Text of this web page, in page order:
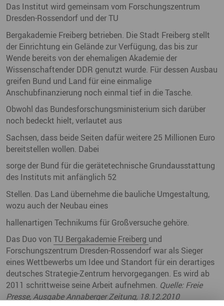
Das Institut wird gemeinsam vom Forschungszentrum
Dresden-Rossendorf und der TU
Bergakademie Freiberg betrieben. Die Stadt Freiberg stellt
der Einrichtung ein Gelände zur Verfügung, das bis zur
Wende bereits von der ehemaligen Akademie der
Wissenschaftender DDR genutzt wurde. Für dessen Ausbau
greifen Bund und Land für eine einmalige
Anschubfinanzierung noch einmal tief in die Tasche.
Obwohl das Bundesforschungsministerium sich darüber
noch bedeckt hielt, verlautet aus
Sachsen, dass beide Seiten dafür weitere 25 Millionen Euro
bereitstellen wollen. Dabei
sorge der Bund für die gerätetechnische Grundausstattung
des Instituts mit anfänglich 52
Stellen. Das Land übernehme die bauliche Umgestaltung,
wozu auch der Neubau eines
hallenartigen Technikums für Großversuche gehöre.
Das Duo von TU Bergakademie Freiberg und
Forschungszentrum Dresden-Rossendorf war als Sieger
eines Wettbewerbs um Idee und Standort für ein derartiges
deutsches Strategie-Zentrum hervorgegangen. Es wird ab
2011 schrittweise seine Arbeit aufnehmen. Quelle: Freie
Presse, Ausgabe Annaberger Zeitung, 18.12.2010